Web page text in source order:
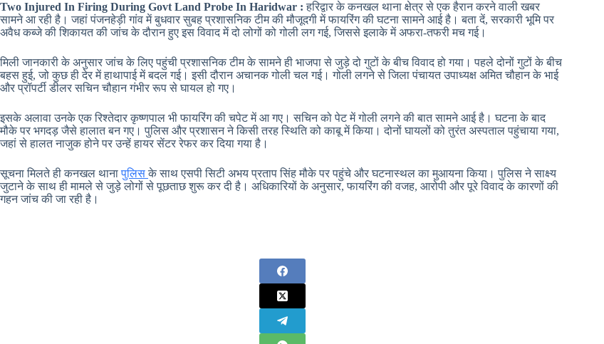
Two Injured In Firing During Govt Land Probe In Haridwar :हरिद्वार के कनखल थाना क्षेत्र से एक हैरान करने वाली खबर
सामने आ रही है। जहां पंजनहेड़ी गांव में बुधवार सुबह प्रशासनिक टीम की मौजूदगी में फायरिंग की घटना सामने आई है। बता दें, सरकारी भूमि पर
अवैध कब्जे की शिकायत की जांच के दौरान हुए इस विवाद में दो लोगों को गोली लग गई, जिससे इलाके में अफरा-तफरी मच गई।
मिली जानकारी के अनुसार जांच के लिए पहुंची प्रशासनिक टीम के सामने ही भाजपा से जुड़े दो गुटों के बीच विवाद हो गया। पहले दोनों गुटों के बीच
बहस हुई, जो कुछ ही देर में हाथापाई में बदल गई। इसी दौरान अचानक गोली चल गई। गोली लगने से जिला पंचायत उपाध्यक्ष अमित चौहान के भाई
और प्रॉपर्टी डीलर सचिन चौहान गंभीर रूप से घायल हो गए।
इसके अलावा उनके एक रिश्तेदार कृष्णपाल भी फायरिंग की चपेट में आ गए। सचिन को पेट में गोली लगने की बात सामने आई है। घटना के बाद
मौके पर भगदड़ जैसे हालात बन गए। पुलिस और प्रशासन ने किसी तरह स्थिति को काबू में किया। दोनों घायलों को तुरंत अस्पताल पहुंचाया गया,
जहां से हालत नाजुक होने पर उन्हें हायर सेंटर रेफर कर दिया गया है।
सूचना मिलते ही कनखल थानापुलिसके साथ एसपी सिटी अभय प्रताप सिंह मौके पर पहुंचे और घटनास्थल का मुआयना किया। पुलिस ने साक्ष्य
जुटाने के साथ ही मामले से जुड़े लोगों से पूछताछ शुरू कर दी है। अधिकारियों के अनुसार, फायरिंग की वजह, आरोपी और पूरे विवाद के कारणों की
गहन जांच की जा रही है।